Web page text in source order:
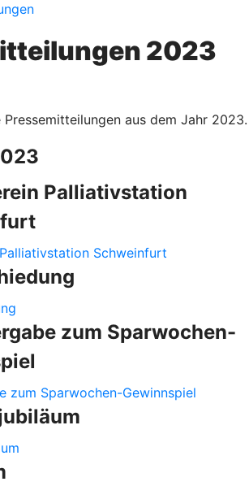
2023
aus dem Jahr 2023.
Palliativstation
Schweinfurt
zum Sparwochen-
zum Sparwochen-Gewinnspiel